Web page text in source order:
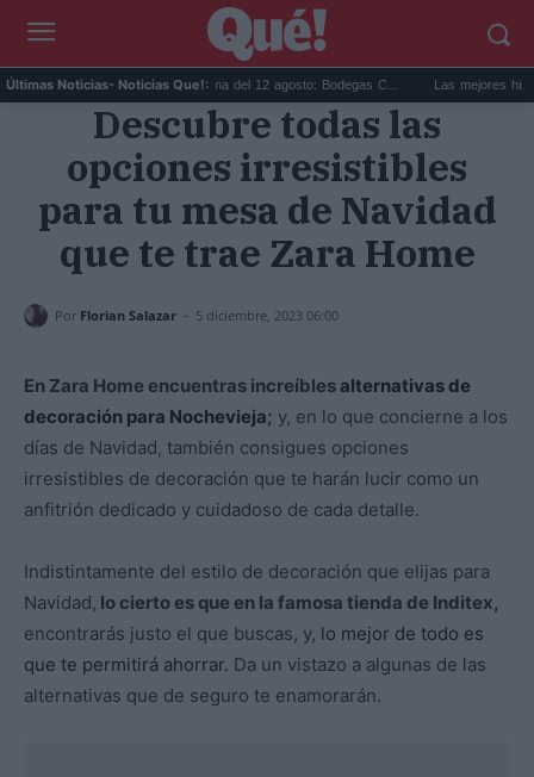
Últimas Noticias- Noticias Que!:
Eclipse solar en Cariñena del 12 agosto: Bodegas C... Las mejores
Descubre todas las
opciones irresistibles
para tu mesa de Navidad
que te trae Zara Home
Por Florian Salazar - 5 diciembre, 2023 06:00
En Zara Home encuentras increíblesalternativas de
decoración para Nochevieja; y, en lo que concierne a los
días de Navidad, también consigues opciones
irresistibles de decoración que te harán lucir como un
anfitrión dedicado y cuidadoso de cada detalle.
Indistintamente del estilo de decoración que elijas para
Navidad, lo cierto es que en la famosa tienda de Inditex,
encontrarás justo el que buscas, y, lo mejor de todo es
que te permitirá ahorrar. Da un vistazo a algunas de las
alternativas que de seguro te enamorarán.